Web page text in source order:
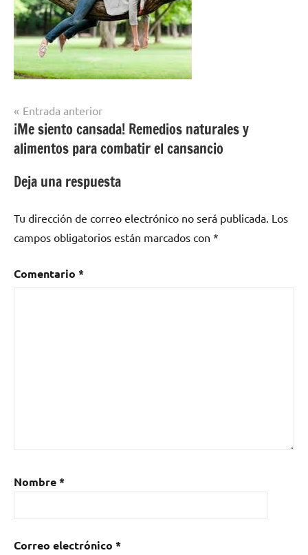
Navegación
de
entradas
Entrada anterior
¡Me siento cansada! Remedios naturales y
alimentos para combatir el cansancio
Deja una respuesta
Tu dirección de correo electrónico no será publicada. Los
campos obligatorios están marcados con *
Comentario *
Nombre*
Correo electrónico *